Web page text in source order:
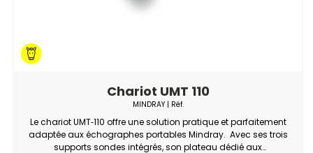
Chariot UMT 110
MINDRAY| Réf.
Le chariot UMT‑110 offre une solution pratique et parfaitement
adaptée aux échographes portables Mindray. Avec ses trois
supports sondes intégrés, son plateau dédié aux